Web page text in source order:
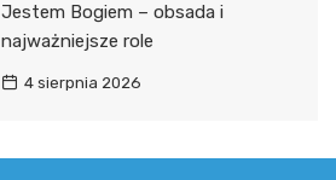
Jestem Bogiem – obsada i
najważniejsze role
4 sierpnia 2026